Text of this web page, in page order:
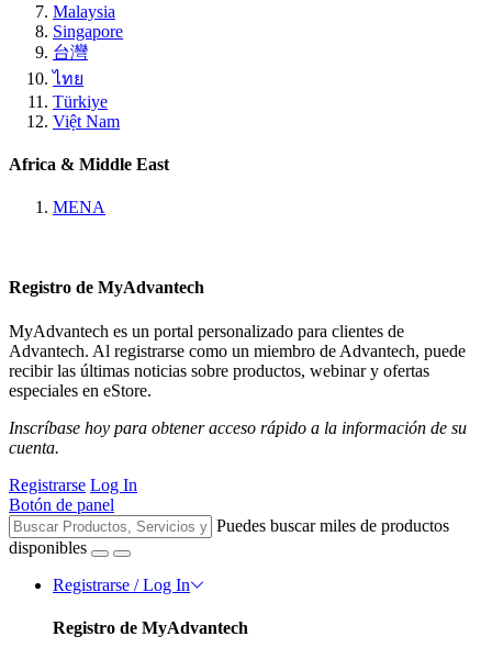
Malaysia
Singapore
台灣
ไทย
Türkiye
Việt Nam
Africa & Middle East
MENA
Registro de MyAdvantech
MyAdvantech es un portal personalizado para clientes de
Advantech. Al registrarse como un miembro de Advantech, puede
recibir las últimas noticias sobre productos, webinar y ofertas
especiales en eStore.
Inscríbase hoy para obtener acceso rápido a la información de su
cuenta.
Registrarse Log In
Botón de panel
Puedes buscar miles de productos
disponibles
Registrarse / Log In
Registro de MyAdvantech